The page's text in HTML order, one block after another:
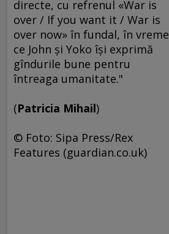
directe, cu refrenul «War is
over / If you want it / War is
over now» în fundal, în vreme
ce John şi Yoko îşi exprimă
gîndurile bune pentru
întreaga umanitate."
(Patricia Mihail)
© Foto: Sipa Press/Rex
Features (guardian.co.uk)